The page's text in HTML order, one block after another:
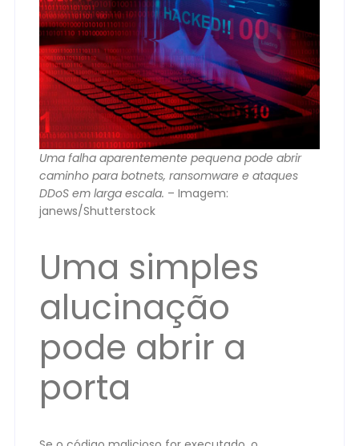
Uma falha aparentemente pequena pode abrir
caminho para botnets, ransomware e ataques
DDoS em larga escala. – Imagem:
janews/Shutterstock
Uma simples
alucinação
pode abrir a
porta